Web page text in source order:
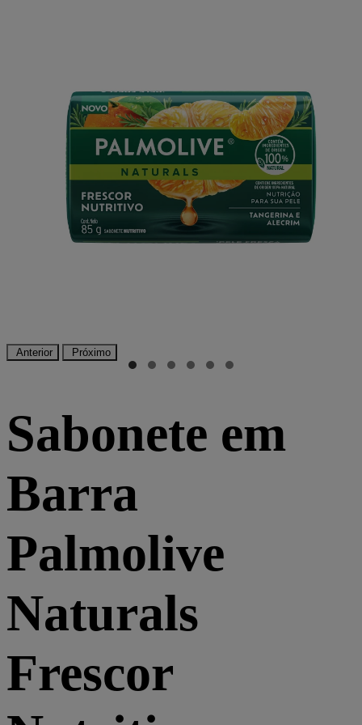
Anterior Próximo
Sabonete em
Barra
Palmolive
Naturals
Frescor